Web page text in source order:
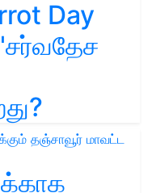
Day